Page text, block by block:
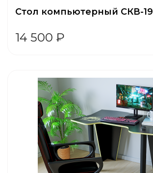
Стол компьютерный СКВ-19
14 500 ₽